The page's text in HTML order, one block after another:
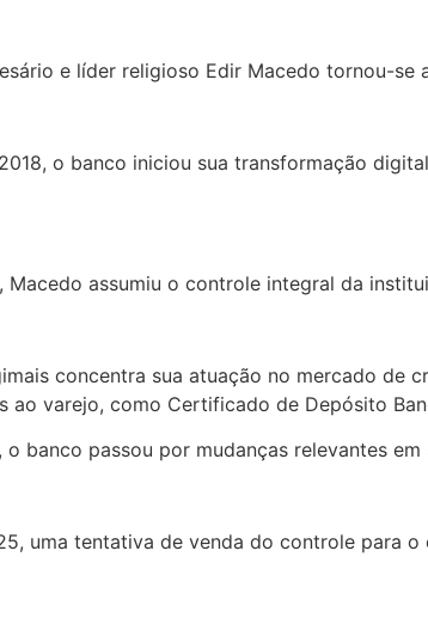
e líder religioso Edir Macedo tornou-se
o banco iniciou sua transformação
Macedo assumiu o controle integral da
concentra sua atuação no mercado de
ao varejo, como Certificado de Depósito
o banco passou por mudanças relevantes
uma tentativa de venda do controle para